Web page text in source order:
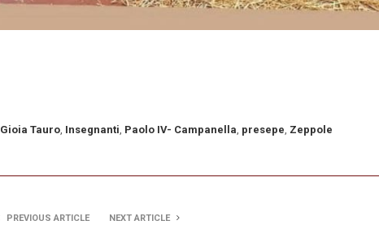
Gioia Tauro, Insegnanti, Paolo IV- Campanella, presepe, Zeppole
PREVIOUS ARTICLE NEXT ARTICLE